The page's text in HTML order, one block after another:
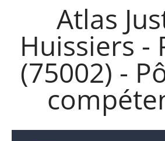
Atlas
Huissiers -
(75002) -